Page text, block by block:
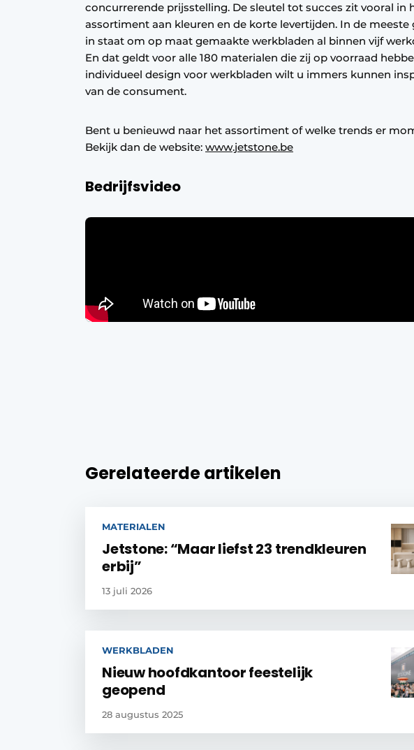
concurrerende prijsstelling. De sleutel tot succes zit vooral in
assortiment aan kleuren en de korte levertijden. In de meeste
in staat om op maat gemaakte werkbladen al binnen vijf
En dat geldt voor alle 180 materialen die zij op voorraad
individueel design voor werkbladen wilt u immers kunnen
van de consument.
Bent u benieuwd naar het assortiment of welke trends er
Bekijk dan de website: www.jetstone.be
Bedrijfsvideo
Gerelateerde artikelen
MATERIALEN
Jetstone: “Maar liefst 23 trendkleuren
erbij”
13 juli 2026
WERKBLADEN
Nieuw hoofdkantoor feestelijk
geopend
28 augustus 2025